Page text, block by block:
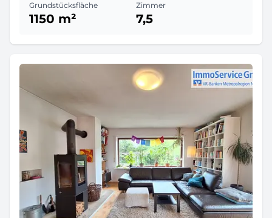
Grundstücksfläche
1150 m²
Zimmer
7,5